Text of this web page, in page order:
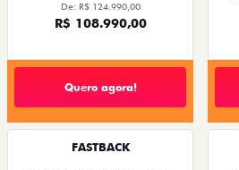
De: R$ 124.990,00
R$ 108.990,00
Quero agora!
FASTBACK